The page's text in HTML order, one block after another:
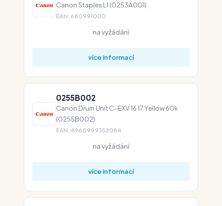
Canon Staples L1 (0253A001)
EAN: 680991000
na vyžádání
více informací
0255B002
Canon Drum Unit C-EXV 16 17 Yellow 60k
(0255B002)
EAN: 4960999352084
na vyžádání
více informací